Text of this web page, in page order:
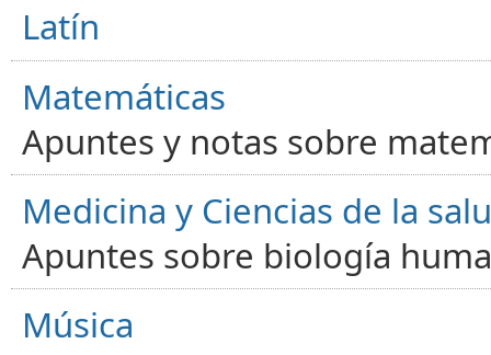
Latín
Matemáticas
Apuntes y notas sobre
Medicina y Ciencias de la
Apuntes sobre biología
Música